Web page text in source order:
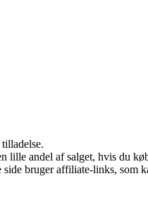
lille andel af salget, hvis du
bruger affiliate-links, som